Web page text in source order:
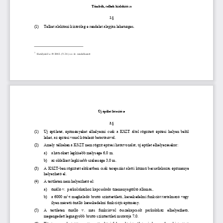
Tömbök, telkek kialakítása
2.§
(1) Telket alakítani kizárólag e rendelet alapján lehetséges.
1 Hatályáról a 19/2002. (V.24.) sz. ör. rendelkezett
Új épület létesítése
3.§
(1)
Új  épületet,  építményeket  elhelyezni  csak  a  KSZT  által  rögzített  építési  helyen  belül
lehet, az építési vonal kötelező betartásával.
(2)
Amely telkeken a KSZT nem rögzít építési határvonalat, új épület elhelyezésekor:
a)    a hátsókert legkisebb mélysége 6,0 m.
b)    az oldalkert legkisebb szélessége 3,0 m.
(3)
A KSZT-ben rögzített előkertben csak terepszint alatti közmű becsatlakozás építménye
helyezhető el.
(4)
A területen nem helyezhető el:
a)
önálló v.  parkolóházhoz kapcsolódó üzemanyagtöltő állomás,
b)
a 6000 m2-t meghaladó bruttó szintterületű , kereskedelmi funkciót tartalmazó vagy
ilyen méretű önálló kereskedelmi funkciójú építmény.
(5)
A   területen   önálló   v.   más   funkcióval összekapcsolt   parkolóház   elhelyezhető
megengedett legnagyobb bruttó szintterületi mutatója 7,0.